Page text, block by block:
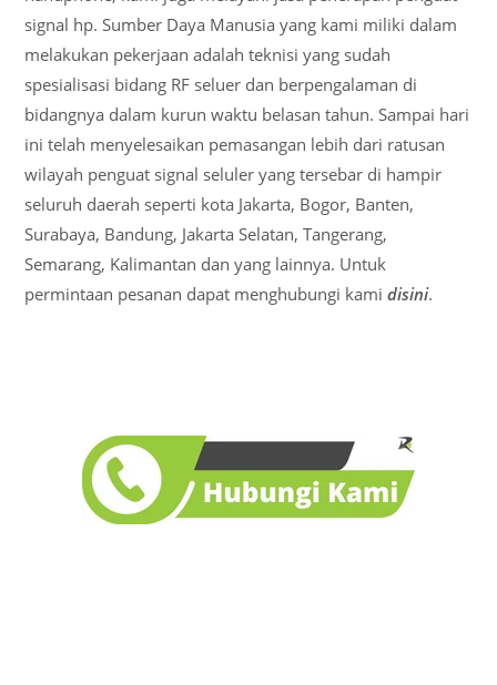
signal hp. Sumber Daya Manusia yang kami miliki dalam
melakukan pekerjaan adalah teknisi yang sudah
spesialisasi bidang RF seluer dan berpengalaman di
bidangnya dalam kurun waktu belasan tahun. Sampai hari
ini telah menyelesaikan pemasangan lebih dari ratusan
wilayah penguat signal seluler yang tersebar di hampir
seluruh daerah seperti kota Jakarta, Bogor, Banten,
Surabaya, Bandung, Jakarta Selatan, Tangerang,
Semarang, Kalimantan dan yang lainnya. Untuk
permintaan pesanan dapat menghubungi kamidisini.